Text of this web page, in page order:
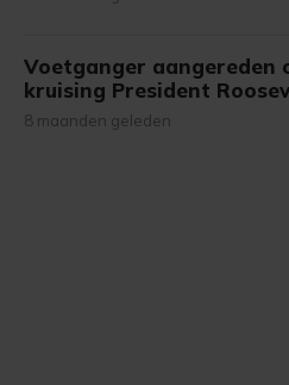
Voetganger aangereden
kruising President
8 maanden geleden